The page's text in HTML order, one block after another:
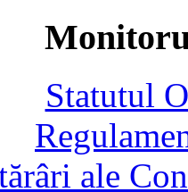
Statutul
ale